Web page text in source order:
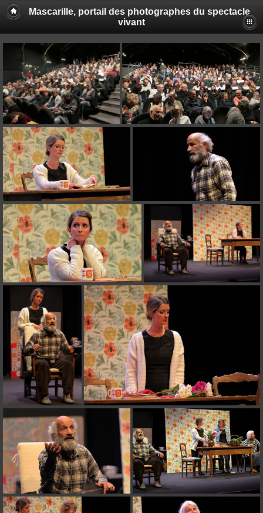
Mascarille, portail des photographes du spectacle
vivant